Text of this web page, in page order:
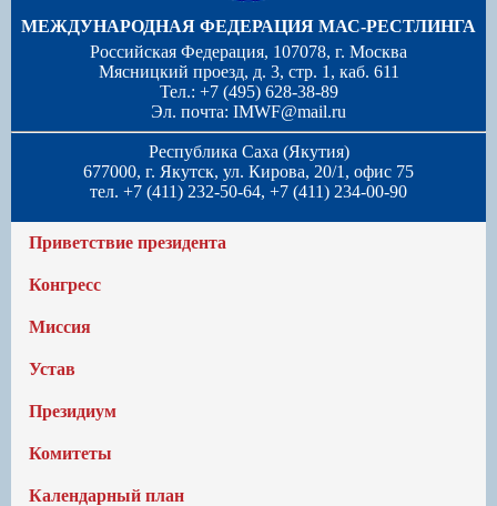
МЕЖДУНАРОДНАЯ ФЕДЕРАЦИЯ МАС-РЕСТЛИНГА
Российская Федерация, 107078, г. Москва
Мясницкий проезд, д. 3, стр. 1, каб. 611
Тел.: +7 (495) 628-38-89
Эл. почта: IMWF@mail.ru
Республика Саха (Якутия)
677000, г. Якутск, ул. Кирова, 20/1, офис 75
тел. +7 (411) 232-50-64, +7 (411) 234-00-90
Приветствие президента
Конгресс
Миссия
Устав
Президиум
Комитеты
Календарный план